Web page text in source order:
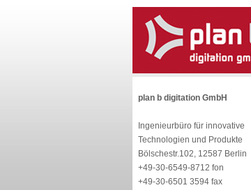
plan b digitation GmbH
Ingenieurbüro für innovative
Technologien und Produkte
Bölschestr.102, 12587 Berlin
+49-30-6549-8712 fon
+49-30-6501 3594 fax